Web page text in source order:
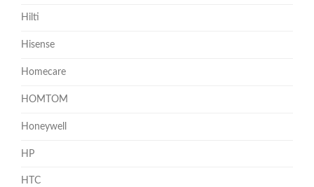
Hilti
Hisense
Homecare
HOMTOM
Honeywell
HP
HTC